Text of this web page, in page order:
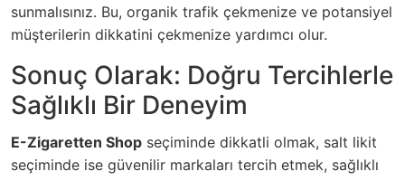
sunmalısınız. Bu, organik trafik çekmenize ve potansiyel
müşterilerin dikkatini çekmenize yardımcı olur.
Sonuç Olarak: Doğru Tercihlerle
Sağlıklı Bir Deneyim
E-Zigaretten Shop seçiminde dikkatli olmak, salt likit
seçiminde ise güvenilir markaları tercih etmek, sağlıklı